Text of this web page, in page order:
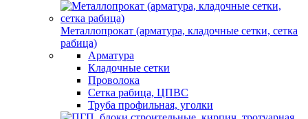
Металлопрокат (арматура, кладочные сетки, сетка
рабица)
Арматура
Кладочные сетки
Проволока
Сетка рабица, ЦПВС
Труба профильная, уголки